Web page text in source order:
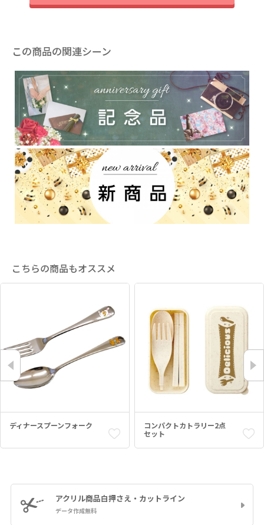
この商品の関連シーン
こちらの商品もオススメ
ディナースプーンフォーク
コンパクトカトラリー2点
セット
アクリル商品白押さえ・カットライン
データ作成無料